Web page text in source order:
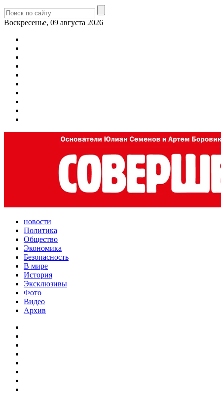
Воскресенье, 09 августа 2026
новости
Политика
Общество
Экономика
Безопасность
В мире
История
Эксклюзивы
Фото
Видео
Архив